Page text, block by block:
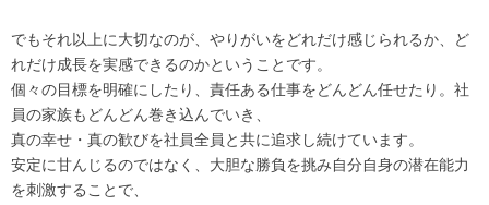
でもそれ以上に大切なのが、やりがいをどれだけ感じられるか、ど
れだけ成長を実感できるのかということです。
個々の目標を明確にしたり、責任ある仕事をどんどん任せたり。社
員の家族もどんどん巻き込んでいき、
真の幸せ・真の歓びを社員全員と共に追求し続けています。
安定に甘んじるのではなく、大胆な勝負を挑み自分自身の潜在能力
を刺激することで、